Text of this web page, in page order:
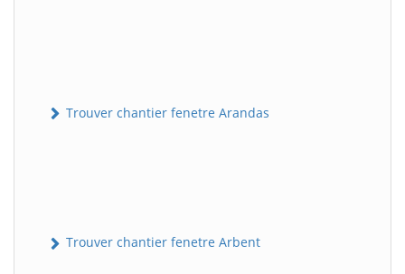
Trouver chantier fenetre Arandas
Trouver chantier fenetre Arbent